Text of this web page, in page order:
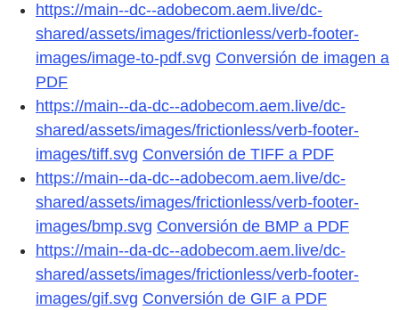
https://main--dc--adobecom.aem.live/dc-
shared/assets/images/frictionless/verb-footer-
images/image-to-pdf.svg Conversión de imagen a
PDF
https://main--da-dc--adobecom.aem.live/dc-
shared/assets/images/frictionless/verb-footer-
images/tiff.svg Conversión de TIFF a PDF
https://main--da-dc--adobecom.aem.live/dc-
shared/assets/images/frictionless/verb-footer-
images/bmp.svg Conversión de BMP a PDF
https://main--da-dc--adobecom.aem.live/dc-
shared/assets/images/frictionless/verb-footer-
images/gif.svg Conversión de GIF a PDF